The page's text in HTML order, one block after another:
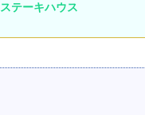
テーキハウス